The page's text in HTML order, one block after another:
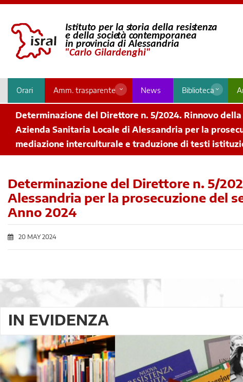
Orari Amm. trasparente News Biblioteca
Determinazione del Direttore n. 5/2024. Rinnovo della
Azienda Sanitaria Locale di Alessandria per la
mediazione interculturale e traduzione di testi
Determinazione del Direttore n. 5/
Alessandria per la prosecuzione del
Anno 2024
20 MAY 2024
IN EVIDENZA